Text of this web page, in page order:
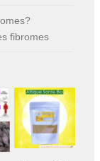
fibromes